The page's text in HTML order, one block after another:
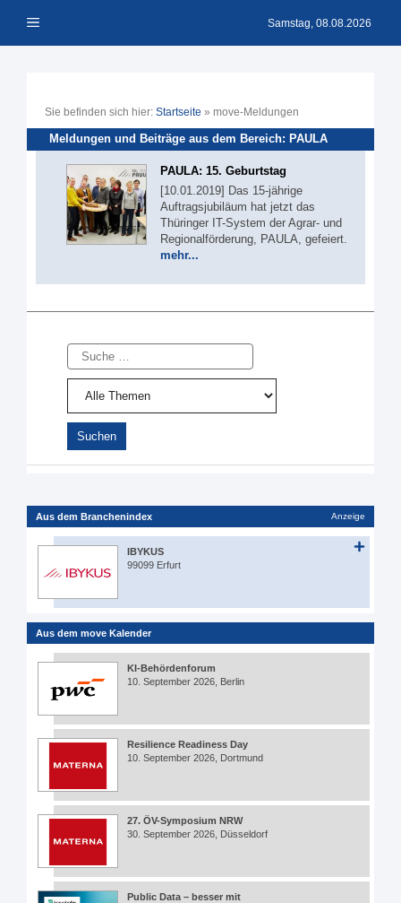
Inhalt Menü Samstag, 08.08.2026
Sie befinden sich hier: Startseite » move-Meldungen
Meldungen und Beiträge aus dem Bereich: PAULA
PAULA: 15. Geburtstag
[10.01.2019] Das 15-jährige
Auftragsjubiläum hat jetzt das
Thüringer IT-System der Agrar- und
Regionalförderung, PAULA, gefeiert.
mehr...
Suche
Aus dem Branchenindex Anzeige
IBYKUS
99099 Erfurt
Aus dem move Kalender
KI-Behördenforum
10. September 2026, Berlin
Resilience Readiness Day
10. September 2026, Dortmund
27. ÖV-Symposium NRW
30. September 2026, Düsseldorf
Public Data – besser mit